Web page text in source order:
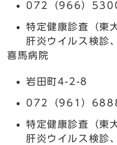
072（966）
特定健康診査（東
肝炎ウイルス検診
喜馬病院
岩田町4-2-8
072（961）
特定健康診査（東
肝炎ウイルス検診